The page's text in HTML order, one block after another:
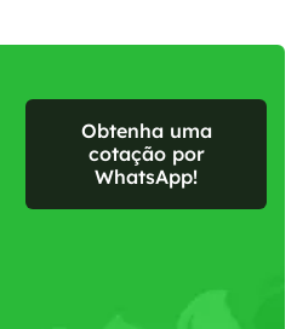
Obtenha uma
cotação por
WhatsApp!